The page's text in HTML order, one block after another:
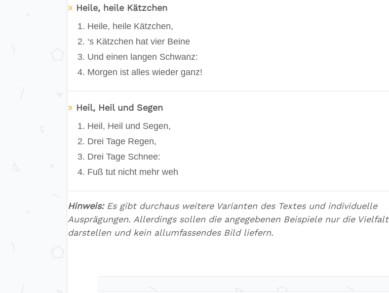
» Heile, heile Kätzchen
Heile, heile Kätzchen,
‘s Kätzchen hat vier Beine
Und einen langen Schwanz:
Morgen ist alles wieder ganz!
» Heil, Heil und Segen
Heil, Heil und Segen,
Drei Tage Regen,
Drei Tage Schnee:
Fuß tut nicht mehr weh
Hinweis:Es gibt durchaus weitere Varianten des Textes und individuelle
Ausprägungen. Allerdings sollen die angegebenen Beispiele nur die Vielfalt
darstellen und kein allumfassendes Bild liefern.